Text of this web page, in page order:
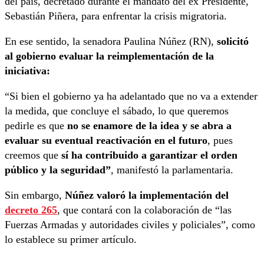
Sebastián Piñera, para enfrentar la crisis migratoria.
En ese sentido, la senadora Paulina Núñez (RN), solicitó
al gobierno evaluar la reimplementación de la
iniciativa:
“Si bien el gobierno ya ha adelantado que no va a extender
la medida, que concluye el sábado, lo que queremos
pedirle es que no se enamore de la idea y se abra a
evaluar su eventual reactivación en el futuro, pues
creemos que sí ha contribuido a garantizar el orden
público y la seguridad”, manifestó la parlamentaria.
Sin embargo, Núñez valoró la implementación del
decreto 265, que contará con la colaboración de “las
Fuerzas Armadas y autoridades civiles y policiales”, como
lo establece su primer artículo.